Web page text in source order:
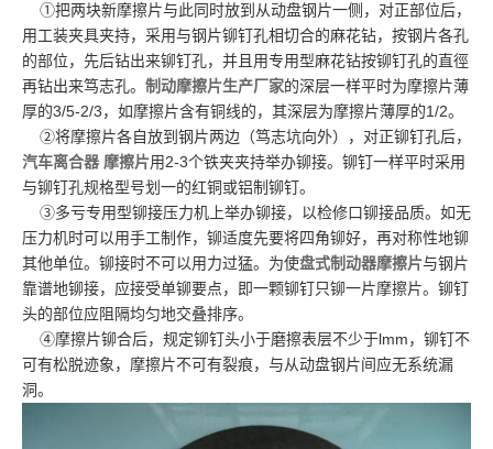
①把两块新摩擦片与此同时放到从动盘钢片一侧，对正部位后，
用工装夹具夹持，采用与钢片铆钉孔相切合的麻花钻，按钢片各孔
的部位，先后钻出来铆钉孔，并且用专用型麻花钻按铆钉孔的直徑
再钻出来笃志孔。 制动摩擦片生产厂家的深层一样平时为摩擦片薄
厚的3/5-2/3，如摩擦片含有铜线的，其深层为摩擦片薄厚的1/2。
②将摩擦片各自放到钢片两边（笃志坑向外），对正铆钉孔后，
汽车离合器 摩擦片用2-3个铁夹夹持举办铆接。铆钉一样平时采用
与铆钉孔规格型号划一的红铜或铝制铆钉。
③多亏专用型铆接压力机上举办铆接，以检修口铆接品质。如无
压力机时可以用手工制作，铆适度先要将四角铆好，再对称性地铆
其他单位。铆接时不可以用力过猛。为使盘式制动器摩擦片与钢片
靠谱地铆接，应接受单铆要点，即一颗铆钉只铆一片摩擦片。铆钉
头的部位应阻隔均匀地交叠排序。
④摩擦片铆合后，规定铆钉头小于磨擦表层不少于lmm，铆钉不
可有松脱迹象，摩擦片不可有裂痕，与从动盘钢片间应无系统漏
洞。